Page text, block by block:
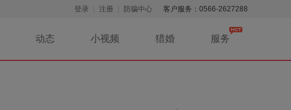
登录 注册 防骗中心 客户服务：0566-2627288
动态 小视频 猎婚 服务